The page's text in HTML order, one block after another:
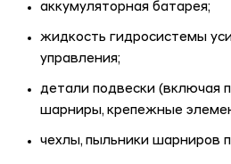
аккумуляторная батарея;
жидкость гидросистемы
управления;
детали подвески (включая
шарниры, крепежные
чехлы, пыльники шарниров